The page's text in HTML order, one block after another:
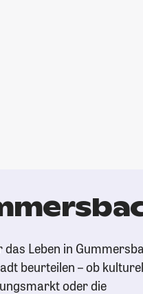
Leben in
beurteilen – ob
oder die